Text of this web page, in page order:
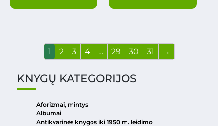
1 2 3 4 … 29 30 31 →
KNYGŲ KATEGORIJOS
Aforizmai, mintys
Albumai
Antikvarinės knygos iki 1950 m. leidimo